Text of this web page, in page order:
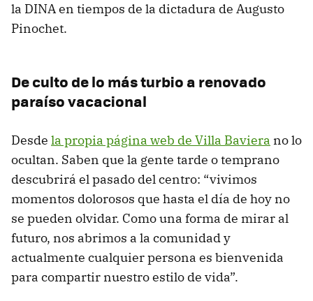
la DINA en tiempos de la dictadura de Augusto
Pinochet.
De culto de lo más turbio a renovado
paraíso vacacional
Desde la propia página web de Villa Baviera no lo
ocultan. Saben que la gente tarde o temprano
descubrirá el pasado del centro: “vivimos
momentos dolorosos que hasta el día de hoy no
se pueden olvidar. Como una forma de mirar al
futuro, nos abrimos a la comunidad y
actualmente cualquier persona es bienvenida
para compartir nuestro estilo de vida”.